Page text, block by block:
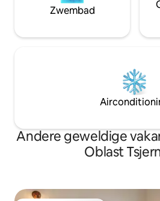
Zwembad
Andere geweldige
Oblast